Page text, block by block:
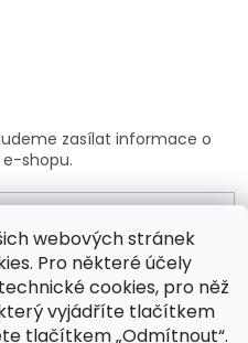
webových stránek
Pro některé účely
cookies, pro něž
který vyjádříte tlačítkem
tlačítkem „Odmítnout“.
zasílat informace o
shopu.
sobchodními podmínkami .